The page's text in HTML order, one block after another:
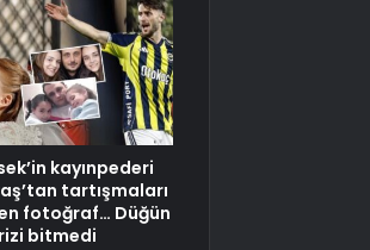
kayınpederi
tartışmaları
fotoğraf… Düğün
bitmedi